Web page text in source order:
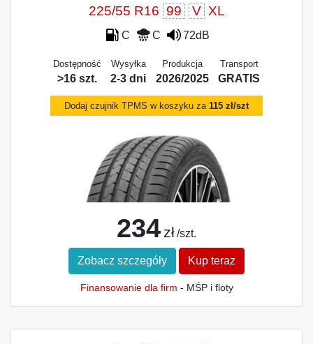
225/55 R16 99 V XL
C C 72dB
Dostępność
>16 szt.
Wysyłka
2-3 dni
Produkcja
2026/2025
Transport
GRATIS
Dodaj czujnik TPMS w koszyku za 115 zł/szt
234 zł /szt.
Zobacz szczegóły Kup teraz
Finansowanie dla firm - MŚP i floty